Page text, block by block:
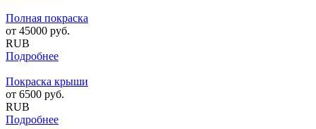
Полная покраска
от 45000 руб.
RUB
Подробнее
Покраска крыши
от 6500 руб.
RUB
Подробнее